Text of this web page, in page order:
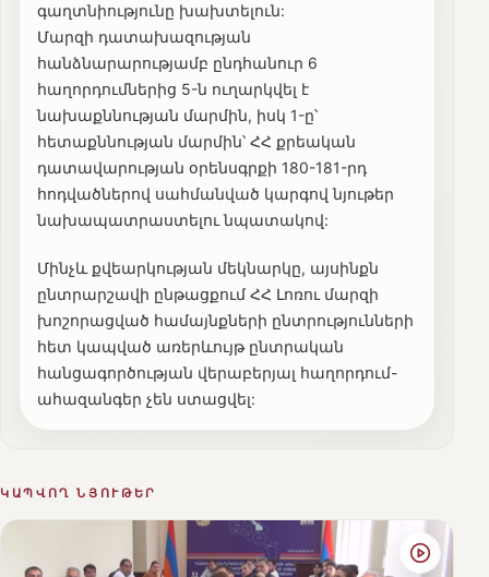
գաղտնիությունը խախտելուն:
Մարզի դատախազության
հանձնարարությամբ ընդհանուր 6
հաղորդումներից 5-ն ուղարկվել է
նախաքննության մարմին, իսկ 1-ը՝
հետաքննության մարմին՝ ՀՀ քրեական
դատավարության օրենսգրքի 180-181-րդ
հոդվածներով սահմանված կարգով նյութեր
նախապատրաստելու նպատակով:
Մինչև քվեարկության մեկնարկը, այսինքն
ընտրարշավի ընթացքում ՀՀ Լոռու մարզի
խոշորացված համայնքների ընտրությունների
հետ կապված առերևույթ ընտրական
հանցագործության վերաբերյալ հաղորդում-
ահազանգեր չեն ստացվել:
ԿԱՊՎՈՂ ՆՅՈՒԹԵՐ